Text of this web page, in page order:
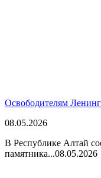
Освободителям
08.05.2026
В Республике Алтай
памятника...08.05.2026